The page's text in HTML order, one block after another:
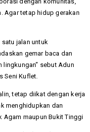
Agar tetap hidup gerakan
jalan untuk
gemar baca dan
lingkungan” sebut Adun
Seni Kuflet.
tetap diikat dengan kerja
menghidupkan dan
Agam maupun Bukit Tinggi